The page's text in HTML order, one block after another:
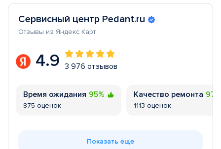
Сервисный центр Pedant.ru
Отзывы из Яндекс Карт
4.9 3 976 отзывов
Время ожидания 95%
875 оценок
Качество ремонта
1113 оценок
Показать еще